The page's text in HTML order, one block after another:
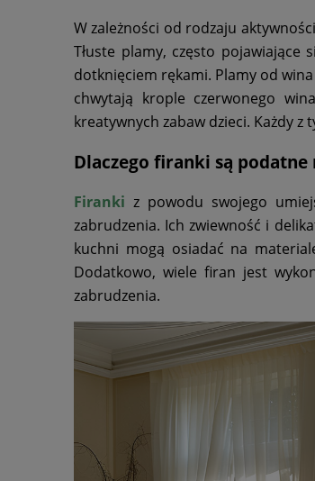
W zależności od rodzaju
Tłuste plamy, często
dotknięciem rękami. Plamy od
chwytają krople czerwonego
kreatywnych zabaw dzieci. Każdy z
Dlaczego firanki są podatne
Firanki z powodu swojego
zabrudzenia. Ich zwiewność i
kuchni mogą osiadać na
Dodatkowo, wiele firan jest
zabrudzenia.